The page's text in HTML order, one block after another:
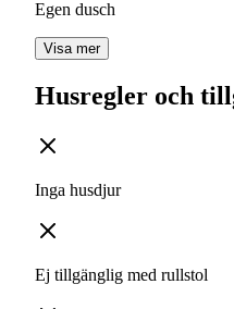
Egen dusch
Visa mer
Husregler och
Inga husdjur
Ej tillgänglig med rullstol